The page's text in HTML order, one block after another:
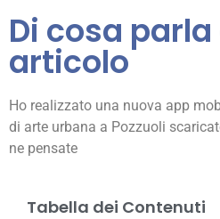
Di cosa
articolo
Ho realizzato una nuova app
di arte urbana a Pozzuoli
ne pensate
Tabella dei Contenuti